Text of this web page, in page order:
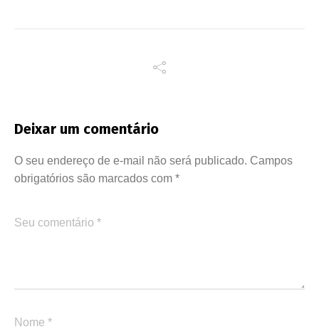
Deixar um comentário
O seu endereço de e-mail não será publicado. Campos
obrigatórios são marcados com *